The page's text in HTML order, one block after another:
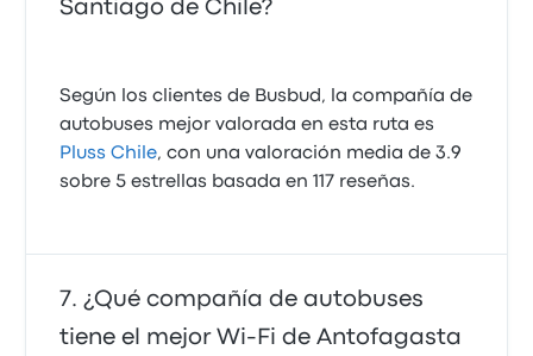
Santiago de Chile?
Según los clientes de Busbud, la compañía de
autobuses mejor valorada en esta ruta es
Pluss Chile, con una valoración media de 3.9
sobre 5 estrellas basada en 117 reseñas.
¿Qué compañía de autobuses
tiene el mejor Wi-Fi de Antofagasta